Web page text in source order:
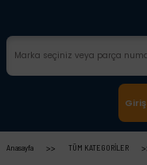
Giriş
Anasayfa TÜM KATEGORİLER